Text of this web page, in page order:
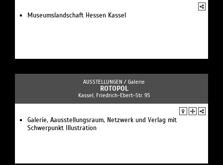
Museumslandschaft Hessen Kassel
AUSSTELLUNGEN / Galerie
ROTOPOL
Kassel, Friedrich-Ebert-Str. 95
Galerie, Aausstellungsraum, Netzwerk und Verlag mit
Schwerpunkt Illustration